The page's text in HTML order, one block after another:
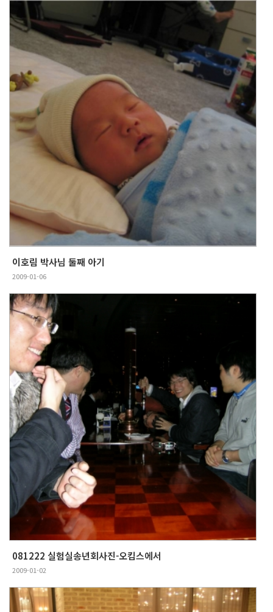
이호림 박사님 둘째 아기
2009-01-06
081222 실험실송년회사진-오킴스에서
2009-01-02